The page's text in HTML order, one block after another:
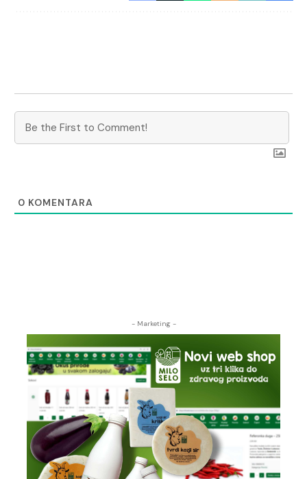
0 KOMENTARA
- Marketing -